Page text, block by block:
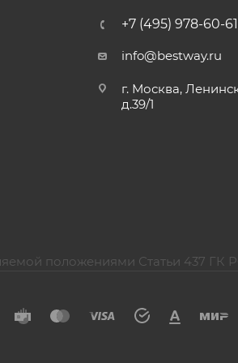
+7 (495) 978-60-61
info@bestway.ru
г. Москва,
д.39/1
положениями Статьи 437 ГК